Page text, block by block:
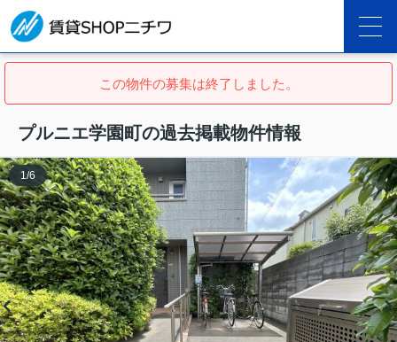
この物件の募集は終了しました。
プルニエ学園町の過去掲載物件情報
1/6